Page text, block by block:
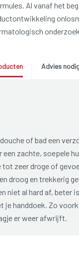
Al vanaf het
Advies
of bad een
een zachte, soepele
zeer droge of
droog en trekkerig
niet al hard af, beter
je handdoek. Zo
er weer afwrijft.